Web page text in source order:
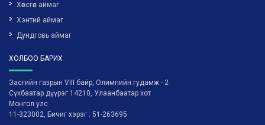
Хөвсгөл аймаг
Хэнтий аймаг
Дундговь аймаг
ХОЛБОО БАРИХ
Засгийн газрын VIII байр, Олимпийн гудамж - 2
Сүхбаатар дүүрэг 14210, Улаанбаатар хот
Монгол улс
11-323002, Бичиг хэрэг : 51-263695